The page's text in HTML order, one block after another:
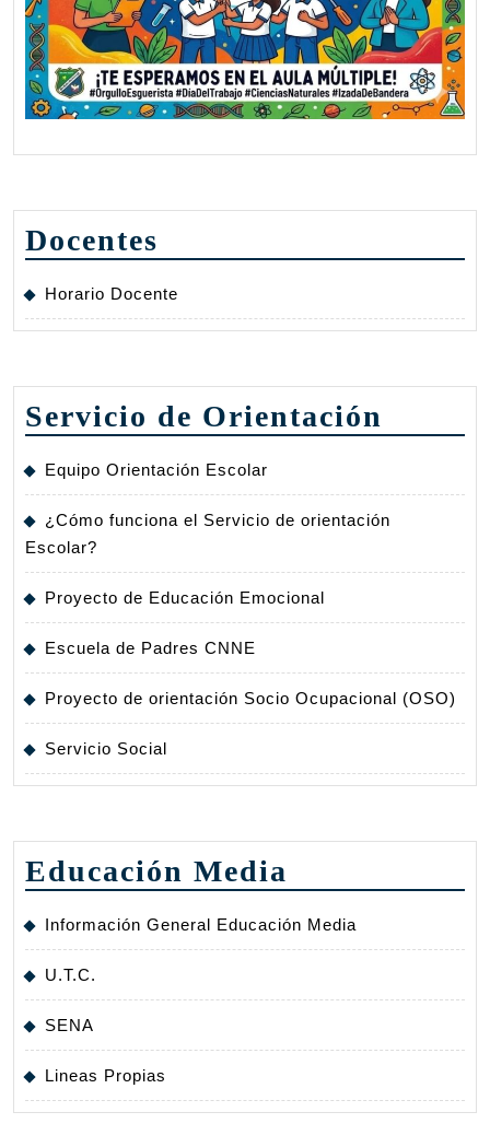
Docentes
Horario Docente
Servicio de Orientación
Equipo Orientación Escolar
¿Cómo funciona el Servicio de orientación
Escolar?
Proyecto de Educación Emocional
Escuela de Padres CNNE
Proyecto de orientación Socio Ocupacional (OSO)
Servicio Social
Educación Media
Información General Educación Media
U.T.C.
SENA
Lineas Propias